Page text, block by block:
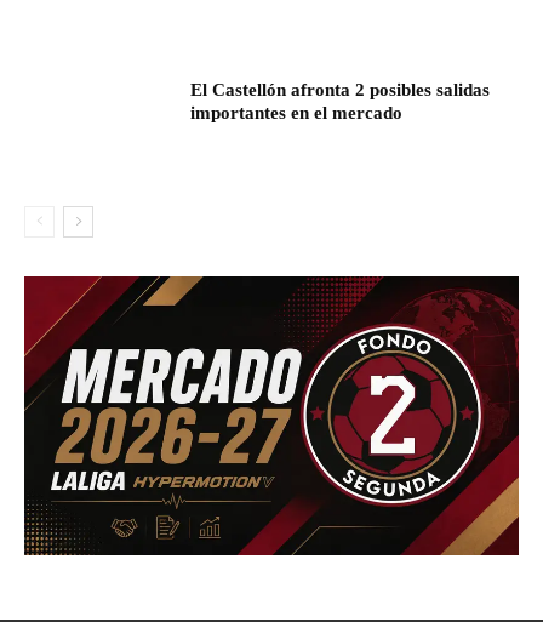
El Castellón afronta 2 posibles salidas
importantes en el mercado